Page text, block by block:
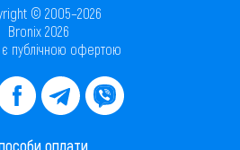
© 2005–2026
Bronix 2026
публічною офертою
оплати